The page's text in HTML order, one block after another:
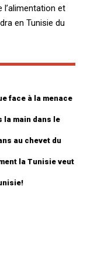
l’alimentation et
en Tunisie du
face à la menace
main dans le
au chevet du
la Tunisie veut